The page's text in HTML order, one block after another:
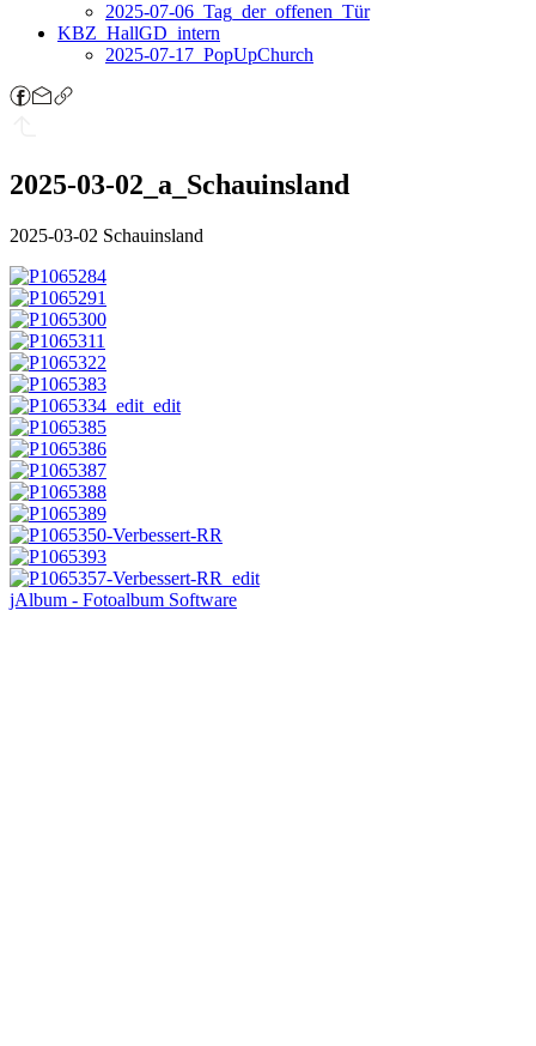
2025-07-06_Tag_der_offenen_Tür
KBZ_HallGD_intern
2025-07-17_PopUpChurch
2025-03-02_a_Schauinsland
2025-03-02 Schauinsland
jAlbum - Fotoalbum Software